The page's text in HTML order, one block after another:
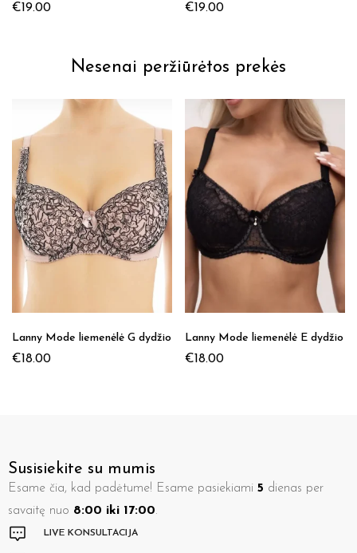
€19.00 €19.00
Nesenai peržiūrėtos prekės
Lanny Mode liemenėlė G dydžio
€18.00
Lanny Mode liemenėlė E dydžio
€18.00
Susisiekite su mumis
Esame čia, kad padėtume! Esame pasiekiami 5 dienas per
savaitę nuo 8:00 iki 17:00.
LIVE KONSULTACIJA